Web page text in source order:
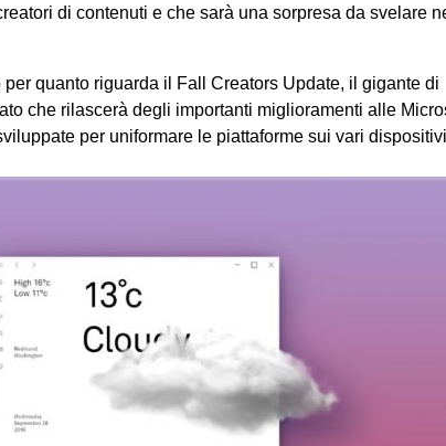
di contenuti e che sarà una sorpresa da svelare
per quanto riguarda il Fall Creators Update, il gigante di
che rilascerà degli importanti miglioramenti alle
per uniformare le piattaforme sui vari